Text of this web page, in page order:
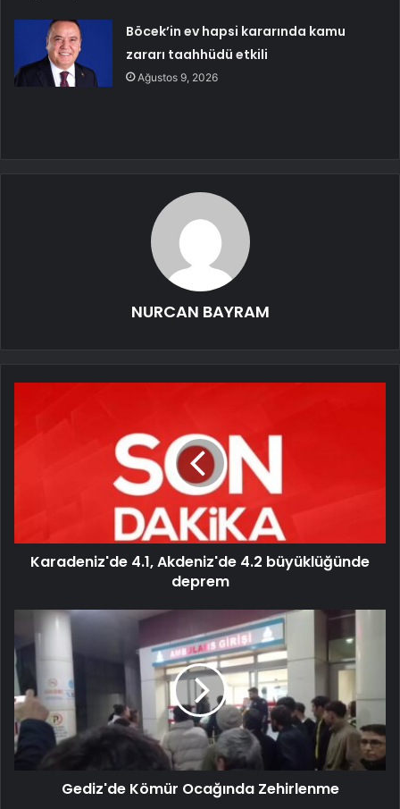
Böcek’in ev hapsi kararında kamu
zararı taahhüdü etkili
Ağustos 9, 2026
NURCAN BAYRAM
Karadeniz'de 4.1, Akdeniz'de 4.2 büyüklüğünde
deprem
Gediz'de Kömür Ocağında Zehirlenme